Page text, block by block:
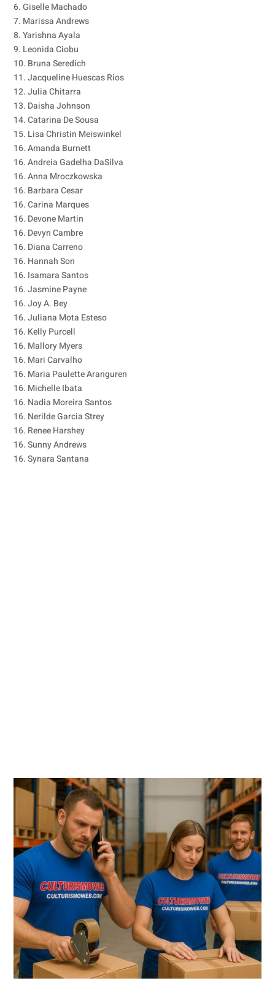
6. Giselle Machado
7. Marissa Andrews
8. Yarishna Ayala
9. Leonida Ciobu
10. Bruna Seredich
11. Jacqueline Huescas Rios
12. Julia Chitarra
13. Daisha Johnson
14. Catarina De Sousa
15. Lisa Christin Meiswinkel
16. Amanda Burnett
16. Andreia Gadelha DaSilva
16. Anna Mroczkowska
16. Barbara Cesar
16. Carina Marques
16. Devone Martin
16. Devyn Cambre
16. Diana Carreno
16. Hannah Son
16. Isamara Santos
16. Jasmine Payne
16. Joy A. Bey
16. Juliana Mota Esteso
16. Kelly Purcell
16. Mallory Myers
16. Mari Carvalho
16. Maria Paulette Aranguren
16. Michelle Ibata
16. Nadia Moreira Santos
16. Nerilde Garcia Strey
16. Renee Harshey
16. Sunny Andrews
16. Synara Santana